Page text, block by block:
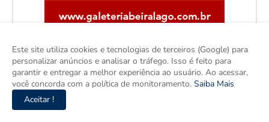
Este site utiliza cookies e tecnologias de terceiros (Google) para
personalizar anúncios e analisar o tráfego. Isso é feito para
garantir e entregar a melhor experiência ao usuário. Ao acessar,
você concorda com a política de monitoramento. Saiba Mais
Aceitar !